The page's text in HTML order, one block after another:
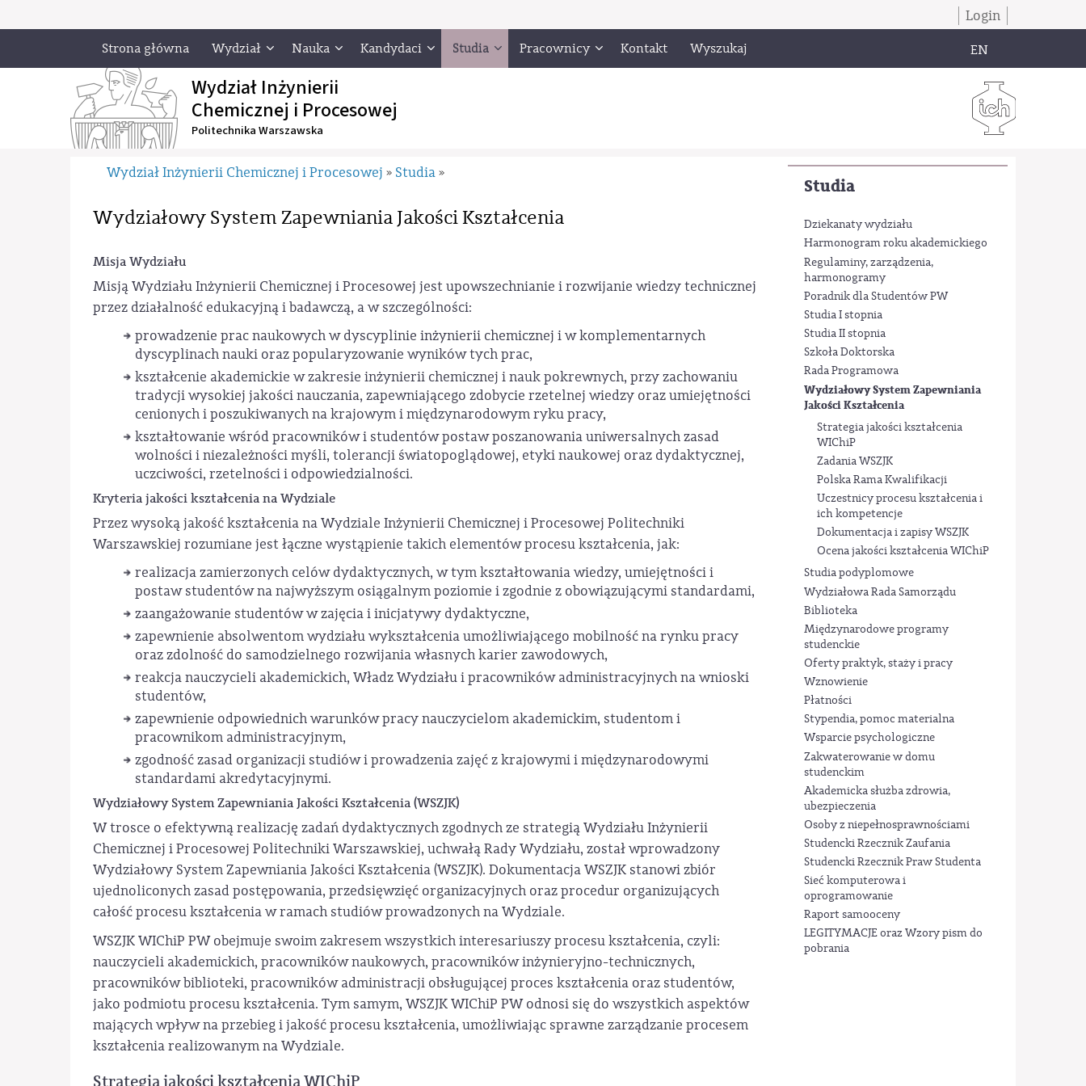
Login
Strona główna Wydział Nauka Kandydaci Studia Pracownicy Kontakt Wyszukaj EN
Wydział Inżynierii
Chemicznej i Procesowej
Politechnika Warszawska
Studia
Dziekanaty wydziału
Harmonogram roku akademickiego
Regulaminy, zarządzenia,
harmonogramy
Poradnik dla Studentów PW
Studia I stopnia
Studia II stopnia
Szkoła Doktorska
Rada Programowa
Wydziałowy System Zapewniania
Jakości Kształcenia
Strategia jakości kształcenia
WIChiP
Zadania WSZJK
Polska Rama Kwalifikacji
Uczestnicy procesu kształcenia i
ich kompetencje
Dokumentacja i zapisy WSZJK
Ocena jakości kształcenia WIChiP
Studia podyplomowe
Wydziałowa Rada Samorządu
Biblioteka
Międzynarodowe programy
studenckie
Oferty praktyk, staży i pracy
Wznowienie
Płatności
Stypendia, pomoc materialna
Wsparcie psychologiczne
Zakwaterowanie w domu
studenckim
Akademicka służba zdrowia,
ubezpieczenia
Osoby z niepełnosprawnościami
Studencki Rzecznik Zaufania
Studencki Rzecznik Praw Studenta
Sieć komputerowa i
oprogramowanie
Raport samooceny
LEGITYMACJE oraz Wzory pism do
pobrania
Wydział Inżynierii Chemicznej i Procesowej » Studia »
Wydziałowy System Zapewniania Jakości Kształcenia
Misja Wydziału
Misją Wydziału Inżynierii Chemicznej i Procesowej jest upowszechnianie i rozwijanie wiedzy technicznej
przez działalność edukacyjną i badawczą, a w szczególności:
prowadzenie prac naukowych w dyscyplinie inżynierii chemicznej i w komplementarnych
dyscyplinach nauki oraz popularyzowanie wyników tych prac,
kształcenie akademickie w zakresie inżynierii chemicznej i nauk pokrewnych, przy zachowaniu
tradycji wysokiej jakości nauczania, zapewniającego zdobycie rzetelnej wiedzy oraz umiejętności
cenionych i poszukiwanych na krajowym i międzynarodowym ryku pracy,
kształtowanie wśród pracowników i studentów postaw poszanowania uniwersalnych zasad
wolności i niezależności myśli, tolerancji światopoglądowej, etyki naukowej oraz dydaktycznej,
uczciwości, rzetelności i odpowiedzialności.
Kryteria jakości kształcenia na Wydziale
Przez wysoką jakość kształcenia na Wydziale Inżynierii Chemicznej i Procesowej Politechniki
Warszawskiej rozumiane jest łączne wystąpienie takich elementów procesu kształcenia, jak:
realizacja zamierzonych celów dydaktycznych, w tym kształtowania wiedzy, umiejętności i
postaw studentów na najwyższym osiągalnym poziomie i zgodnie z obowiązującymi standardami,
zaangażowanie studentów w zajęcia i inicjatywy dydaktyczne,
zapewnienie absolwentom wydziału wykształcenia umożliwiającego mobilność na rynku pracy
oraz zdolność do samodzielnego rozwijania własnych karier zawodowych,
reakcja nauczycieli akademickich, Władz Wydziału i pracowników administracyjnych na wnioski
studentów,
zapewnienie odpowiednich warunków pracy nauczycielom akademickim, studentom i
pracownikom administracyjnym,
zgodność zasad organizacji studiów i prowadzenia zajęć z krajowymi i międzynarodowymi
standardami akredytacyjnymi.
Wydziałowy System Zapewniania Jakości Kształcenia (WSZJK)
W trosce o efektywną realizację zadań dydaktycznych zgodnych ze strategią Wydziału Inżynierii
Chemicznej i Procesowej Politechniki Warszawskiej, uchwałą Rady Wydziału, został wprowadzony
Wydziałowy System Zapewniania Jakości Kształcenia (WSZJK). Dokumentacja WSZJK stanowi zbiór
ujednoliconych zasad postępowania, przedsięwzięć organizacyjnych oraz procedur organizujących
całość procesu kształcenia w ramach studiów prowadzonych na Wydziale.
WSZJK WIChiP PW obejmuje swoim zakresem wszystkich interesariuszy procesu kształcenia, czyli:
nauczycieli akademickich, pracowników naukowych, pracowników inżynieryjno-technicznych,
pracowników biblioteki, pracowników administracji obsługującej proces kształcenia oraz studentów,
jako podmiotu procesu kształcenia. Tym samym, WSZJK WIChiP PW odnosi się do wszystkich aspektów
mających wpływ na przebieg i jakość procesu kształcenia, umożliwiając sprawne zarządzanie procesem
kształcenia realizowanym na Wydziale.
Strategia jakości kształcenia WIChiP